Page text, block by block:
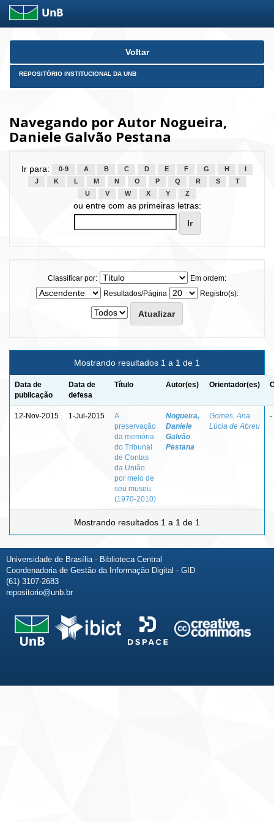
Skip
Voltar
REPOSITÓRIO INSTITUCIONAL DA UNB
Navegando por Autor Nogueira,
Daniele Galvão Pestana
Ir para: 0-9 A B C D E F G H
J
K L M N O P Q R S
T
U
V W X Y Z
ou entre com as primeiras letras:
Classificar por:
Em ordem:
Resultados/Página
Registro(s):
Mostrando resultados 1 a 1 de 1
Data de
publicação
Data de
defesa
Título Autor(es) Orientador(es)
12-Nov-2015 1-Jul-2015
A
preservação
da memória
do Tribunal
de Contas
da União
por meio de
seu museu
(1970-2010)
Nogueira,
Daniele
Galvão
Pestana
Gomes, Ana
Lúcia de Abreu
-
Mostrando resultados 1 a 1 de 1
Universidade de Brasília - Biblioteca Central
Coordenadoria de Gestão da Informação Digital - GID
(61) 3107-2683
repositorio@unb.br